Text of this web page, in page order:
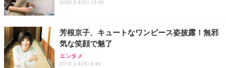
2020.5.4(月) 13:46
芳根京子、キュートなワンピース姿披露！無邪
気な笑顔で魅了
エンタメ
2019.3.4(月) 8:45